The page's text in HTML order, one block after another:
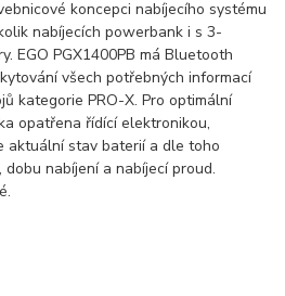
koncepci nabíjecího systému
nabíjecích powerbank i s 3-
EGO PGX1400PB má Bluetooth
všech potřebných informací
kategorie PRO-X. Pro optimální
opatřena řídící elektronikou,
aktuální stav baterií a dle toho
nabíjení a nabíjecí proud.